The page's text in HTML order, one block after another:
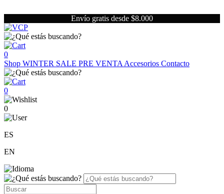
Envío gratis desde $8.000
0
Shop WINTER SALE PRE VENTA Accesorios Contacto
0
0
ES
EN